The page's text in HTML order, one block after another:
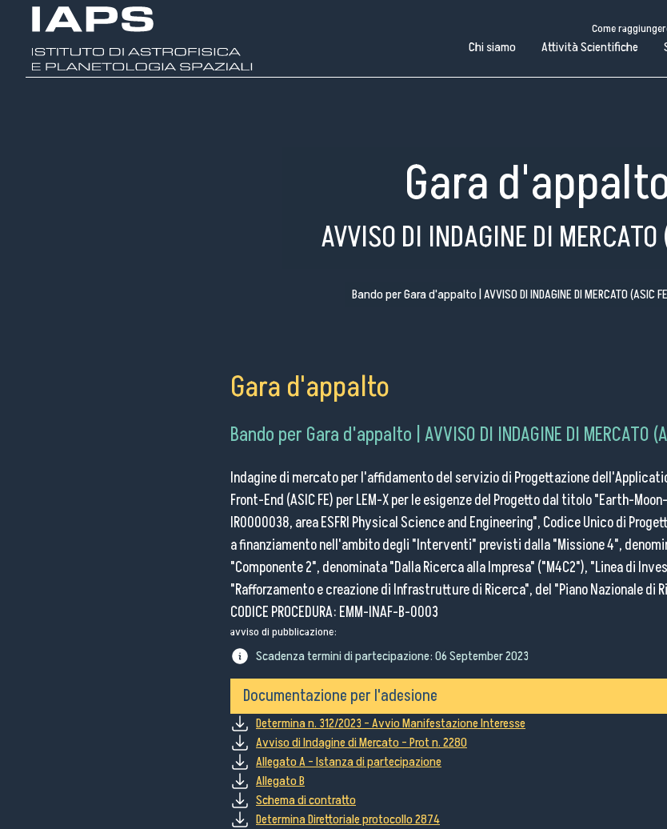
Come
Chi siamo Attività Scientifiche
Gara
AVVISO DI INDAGINE DI MERCATO
Bando per Gara d'appalto | AVVISO DI INDAGINE DI MERCATO (ASIC
Gara d'appalto
Bando per Gara d'appalto | AVVISO DI INDAGINE DI MERCATO
Indagine di mercato per l'affidamento del servizio di Progettazione
Front-End (ASIC FE) per LEM-X per le esigenze del Progetto dal titolo "Earth-
IR0000038, area ESFRI Physical Science and Engineering", Codice Unico di
a finanziamento nell'ambito degli "Interventi" previsti dalla "Missione 4",
"Componente 2", denominata "Dalla Ricerca alla Impresa" ("M4C2"), "Linea di
"Rafforzamento e creazione di Infrastrutture di Ricerca", del "Piano Nazionale di
CODICE PROCEDURA: EMM-INAF-B-0003
avviso di pubblicazione:
Scadenza termini di partecipazione:06 September 2023
Documentazione per l'adesione
Determina n. 312/2023 - Avvio Manifestazione Interesse
Avviso di Indagine di Mercato - Prot n. 2280
Allegato A - Istanza di partecipazione
Allegato B
Schema di contratto
Determina Direttoriale protocollo 2874
Chi
siamo
Università